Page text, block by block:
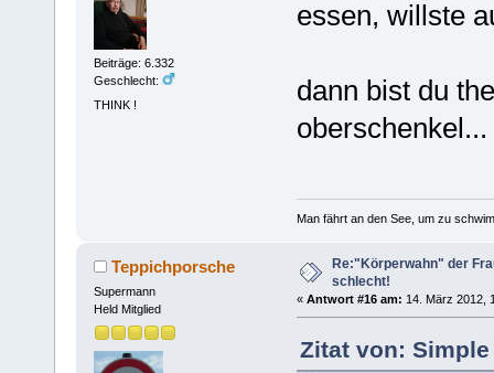
Beiträge: 6.332
Geschlecht:
THINK !
essen, willste
dann bist du
Man fährt an den See, um zu
Teppichporsche
Supermann
Held Mitglied
Re:"Körperwahn" der
schlecht!
« Antwort #16 am: 14. März 2012,
Zitat von: Simple